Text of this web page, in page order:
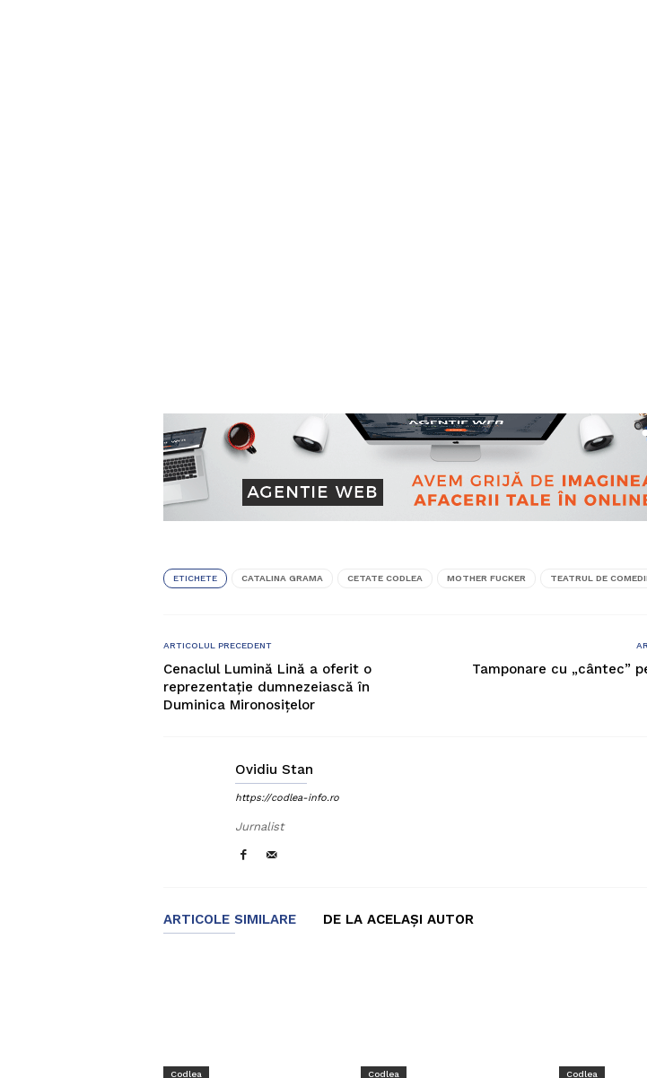
ETICHETE CATALINA GRAMA CETATE CODLEA MOTHER FUCKER TEATRUL DE
ARTICOLUL PRECEDENT
Cenaclul Lumină Lină a oferit o
reprezentație dumnezeiască în
Duminica Mironosițelor
Tamponare cu „cântec”
Ovidiu Stan
https://codlea-info.ro
Jurnalist
ARTICOLE SIMILARE DE LA ACELAȘI AUTOR
Codlea Codlea Codlea